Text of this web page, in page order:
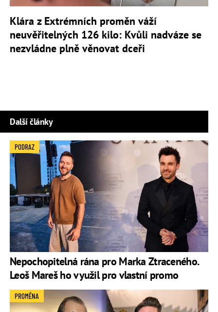
Klára z Extrémních proměn váží
neuvěřitelných 126 kilo: Kvůli nadváze se
nezvládne plně věnovat dceři
Další články
Nepochopitelná rána pro Marka Ztraceného.
Leoš Mareš ho využil pro vlastní promo
PODRAZ
PROMĚNA